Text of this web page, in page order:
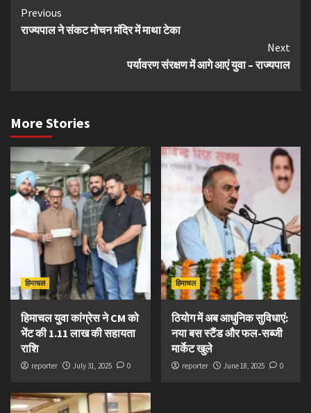
Continue
Reading
Previous
राज्यपाल ने संकट मोचन मंदिर में माथा टेका
Next
पर्यावरण संरक्षण में आगे आएं युवा – राज्यपाल
More Stories
हिमाचल
हिमाचल युवा कांग्रेस ने CM को
भेंट की 1.11 लाख की सहायता
राशि
reporter July 31, 2025 0
हिमाचल
ठियोग में अब आधुनिक सुविधाएं:
नया बस स्टैंड और फल-सब्जी
मार्केट खुले
reporter June 18, 2025 0